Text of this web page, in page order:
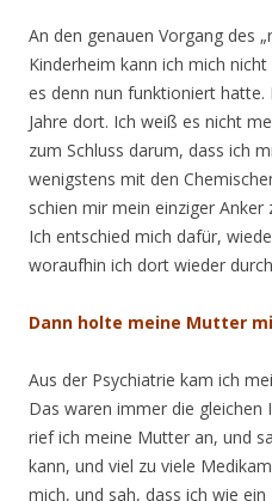
An den genauen Vorgang des
Kinderheim kann ich mich
es denn nun funktioniert
Jahre dort. Ich weiß es nicht
zum Schluss darum, dass ich
wenigstens mit den
schien mir mein einziger
Ich entschied mich dafür,
woraufhin ich dort wieder
Dann holte meine Mutter
Aus der Psychiatrie kam ich
Das waren immer die gleichen
rief ich meine Mutter an, und
kann, und viel zu viele
mich, und sah, dass ich wie